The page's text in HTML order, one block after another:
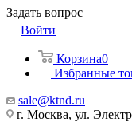
Задать вопрос
Войти
Корзина0
Избранные
sale@ktnd.ru
г. Москва, ул.